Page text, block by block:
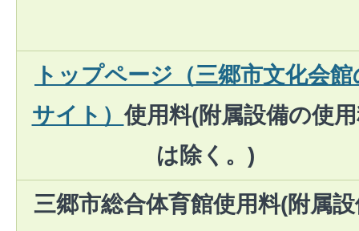
トップページ（三郷市文化会館
サイト）使用料(附属設備の使
は除く。)
三郷市総合体育館使用料(附属